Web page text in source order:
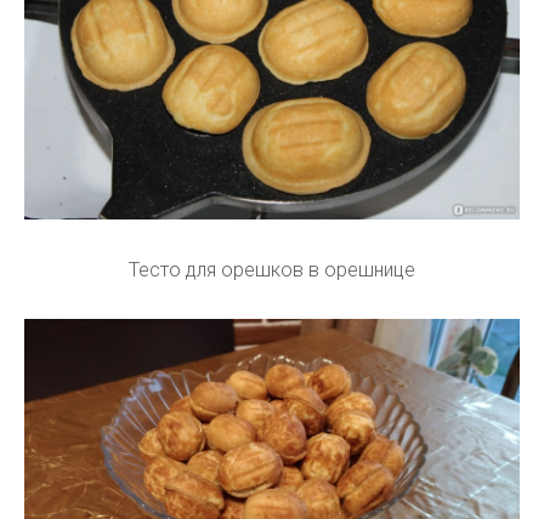
Тесто для орешков в орешнице